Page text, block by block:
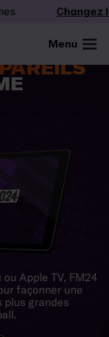
Changez la
Menu
À
Apple TV, FM24
façonner une
plus grandes